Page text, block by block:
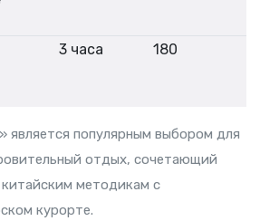
3 часа 180
является популярным выбором для
отдых, сочетающий
методикам с
курорте.